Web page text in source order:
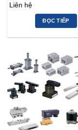
Liên hệ
ĐỌC TIẾP